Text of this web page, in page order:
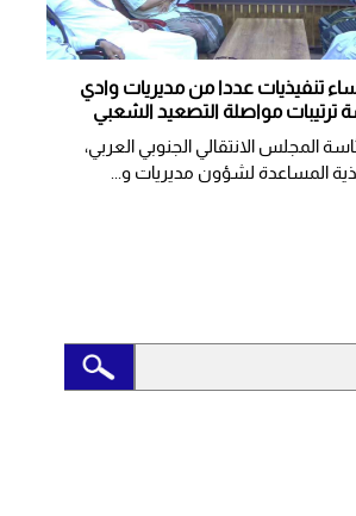
تنفيذيات عددا من مديريات وادي
مواصلة التصعيد الشعبي
المجلس الانتقالي الجنوبي العربي،
المساعدة لشؤون مديريات و...